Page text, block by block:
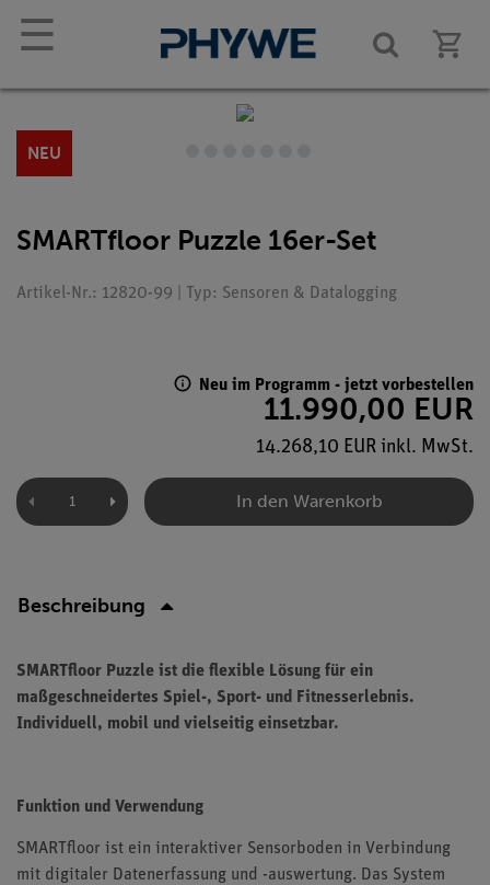
☰
NEU
SMARTfloor Puzzle 16er-Set
Artikel-Nr.: 12820-99 | Typ: Sensoren & Datalogging
Neu im Programm - jetzt vorbestellen
11.990,00 EUR
14.268,10 EUR inkl. MwSt.
In den Warenkorb
Beschreibung
SMARTfloor Puzzle ist die flexible Lösung für ein
maßgeschneidertes Spiel-, Sport- und Fitnesserlebnis.
Individuell, mobil und vielseitig einsetzbar.
Funktion und Verwendung
SMARTfloor ist ein interaktiver Sensorboden in Verbindung
mit digitaler Datenerfassung und -auswertung. Das System